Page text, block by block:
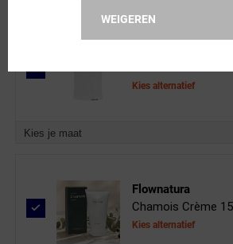
WEIGEREN
Kies alternatief
Kies je maat
Flownatura
Chamois Crème
Kies alternatief